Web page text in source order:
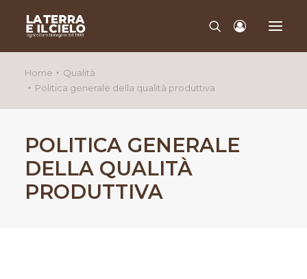
CHI SIAMO
QUALITÀ
Home
Qualità
Politica generale della qualità produttiva
POLITICA GENERALE
DELLA QUALITÀ
PRODUTTIVA